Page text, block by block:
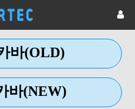
바(OLD)
바(NEW)